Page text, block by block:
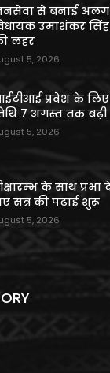
से बनाई अलग
उमाशंकर
लहर
5, 2026
प्रवेश के
7 अगस्त तक बढ़ी
5, 2026
के साथ
सत्र की पढ़ाई शुरू
5, 2026